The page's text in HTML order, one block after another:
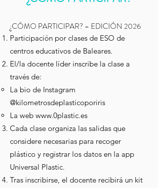
¿CÓMO PARTICIPAR? – EDICIÓN 2026
Participación por clases de ESO de
centros educativos de Baleares.
El/la docente líder inscribe la clase a
través de:
La bio de Instagram
@kilometrosdeplasticoporiris
La web www.0plastic.es
Cada clase organiza las salidas que
considere necesarias para recoger
plástico y registrar los datos en la app
Universal Plastic.
Tras inscribirse, el docente recibirá un kit